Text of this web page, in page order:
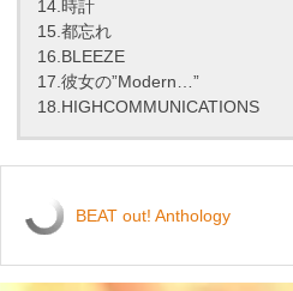
14.時計
15.都忘れ
16.BLEEZE
17.彼女の”Modern…”
18.HIGHCOMMUNICATIONS
BEAT out! Anthology